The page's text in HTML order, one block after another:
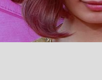
皇室典範改正は「だまし
日本生